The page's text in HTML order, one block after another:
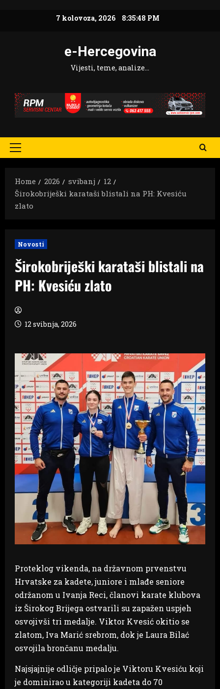
7 kolovoza, 2026 8:35:50 PM
e-Hercegovina
Vijesti, teme, analize…
Primary
Home
2026 svibanj
12
Širokobriješki karataši blistali na PH: Kvesiću
zlato
Novosti
Širokobriješki karataši blistali na
PH: Kvesiću zlato
12 svibnja, 2026
Proteklog vikenda, na državnom prvenstvu
Hrvatske za kadete, juniore i mlađe seniore
održanom u Ivanja Reci, članovi karate klubova
iz Širokog Brijega ostvarili su zapažen uspjeh
osvojivši tri medalje. Viktor Kvesić okitio se
zlatom, Iva Marić srebrom, dok je Laura Bilać
osvojila brončanu medalju.
Najsjajnije odličje pripalo je Viktoru Kvesiću koji
je dominirao u kategoriji kadeta do 70